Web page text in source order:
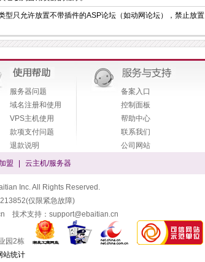
只允许放置不带插件的ASP论坛（如动网论坛），禁止放置
服务器问题
域名注册和使用
VPS主机使用
款项支付问题
退款说明
备案入口
控制面板
帮助中心
联系我们
公司网站
盟 云主机/服务器
Inc. All Rights Reserved.
仅限紧急故障)
技术支持：support@ebaitian.cn
园2栋
站统计